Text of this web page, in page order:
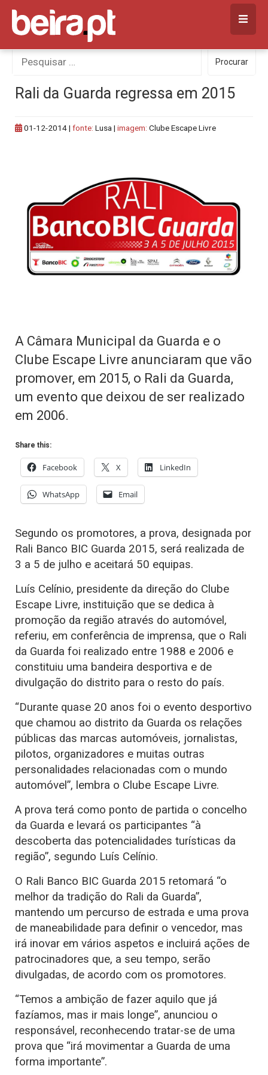
Skip
content
Procurar
por:
Procurar
Rali da Guarda regressa em 2015
01-12-2014| fonte: Lusa | imagem: Clube Escape Livre
A Câmara Municipal da Guarda e o
Clube Escape Livre anunciaram que vão
promover, em 2015, o Rali da Guarda,
um evento que deixou de ser realizado
em 2006.
Share this:
Facebook X LinkedIn
WhatsApp Email
Segundo os promotores, a prova, designada por
Rali Banco BIC Guarda 2015, será realizada de
3 a 5 de julho e aceitará 50 equipas.
Luís Celínio, presidente da direção do Clube
Escape Livre, instituição que se dedica à
promoção da região através do automóvel,
referiu, em conferência de imprensa, que o Rali
da Guarda foi realizado entre 1988 e 2006 e
constituiu uma bandeira desportiva e de
divulgação do distrito para o resto do país.
“Durante quase 20 anos foi o evento desportivo
que chamou ao distrito da Guarda os relações
públicas das marcas automóveis, jornalistas,
pilotos, organizadores e muitas outras
personalidades relacionadas com o mundo
automóvel”, lembra o Clube Escape Livre.
A prova terá como ponto de partida o concelho
da Guarda e levará os participantes “à
descoberta das potencialidades turísticas da
região”, segundo Luís Celínio.
O Rali Banco BIC Guarda 2015 retomará “o
melhor da tradição do Rali da Guarda”,
mantendo um percurso de estrada e uma prova
de maneabilidade para definir o vencedor, mas
irá inovar em vários aspetos e incluirá ações de
patrocinadores que, a seu tempo, serão
divulgadas, de acordo com os promotores.
“Temos a ambição de fazer aquilo que já
fazíamos, mas ir mais longe”, anunciou o
responsável, reconhecendo tratar-se de uma
prova que “irá movimentar a Guarda de uma
forma importante”.